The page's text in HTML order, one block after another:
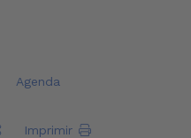
Agenda
Imprimir